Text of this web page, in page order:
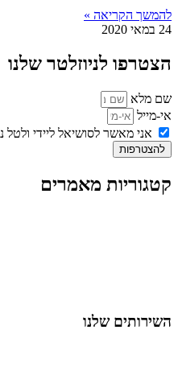
להמשך הקריאה »
24 במאי 2020
הצטרפו לניוזלטר שלנו
שם מלא
אי-מייל
אני מאשר לסושיאל ליידי ולטל
להצטרפות
קטגוריות מאמרים
השירותים שלנו